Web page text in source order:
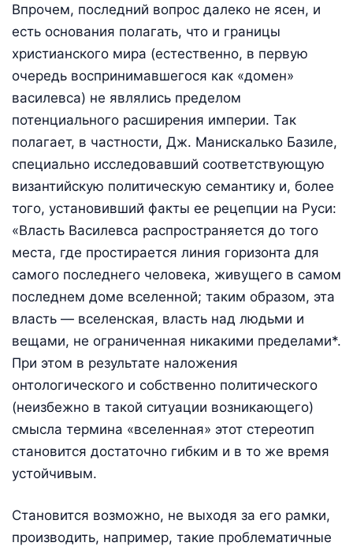
Впрочем, последний вопрос далеко не ясен, и
есть основания полагать, что и границы
христианского мира (естественно, в первую
очередь воспринимавшегося как «домен»
василевса) не являлись пределом
потенциального расширения империи. Так
полагает, в частности, Дж. Манискалько Базиле,
специально исследовавший соответствующую
византийскую политическую семантику и, более
того, установивший факты ее рецепции на Руси:
«Власть Василевса распространяется до того
места, где простирается линия горизонта для
самого последнего человека, живущего в самом
последнем доме вселенной; таким образом, эта
власть — вселенская, власть над людьми и
вещами, не ограниченная никакими пределами*.
При этом в результате наложения
онтологического и собственно политического
(неизбежно в такой ситуации возникающего)
смысла термина «вселенная» этот стереотип
становится достаточно гибким и в то же время
устойчивым.
Становится возможно, не выходя за его рамки,
производить, например, такие проблематичные